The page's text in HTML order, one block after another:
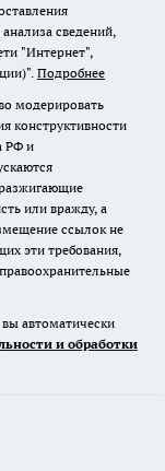
сведений,
"Интернет",
Подробнее
модерировать
конструктивности
РФ и
или вражду, а
ссылок не
эти требования,
автоматически
и обработки